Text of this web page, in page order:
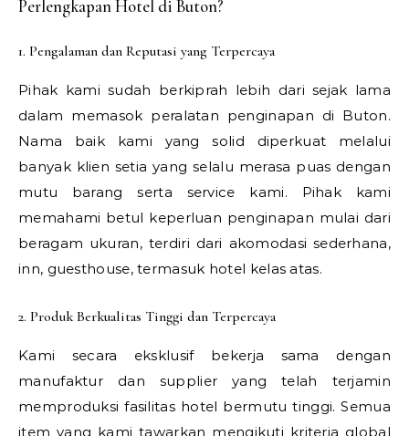
Perlengkapan Hotel di Buton?
1. Pengalaman dan Reputasi yang Terpercaya
Pihak kami sudah berkiprah lebih dari sejak lama
dalam memasok peralatan penginapan di Buton.
Nama baik kami yang solid diperkuat melalui
banyak klien setia yang selalu merasa puas dengan
mutu barang serta service kami. Pihak kami
memahami betul keperluan penginapan mulai dari
beragam ukuran, terdiri dari akomodasi sederhana,
inn, guesthouse, termasuk hotel kelas atas.
2. Produk Berkualitas Tinggi dan Terpercaya
Kami secara eksklusif bekerja sama dengan
manufaktur dan supplier yang telah terjamin
memproduksi fasilitas hotel bermutu tinggi. Semua
item yang kami tawarkan mengikuti kriteria global